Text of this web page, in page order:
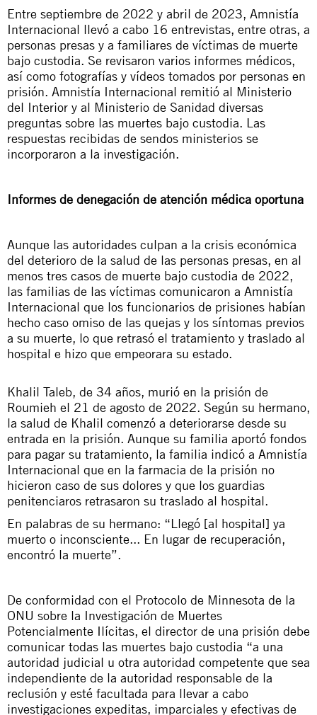
Entre septiembre de 2022 y abril de 2023, Amnistía
Internacional llevó a cabo 16 entrevistas, entre otras, a
personas presas y a familiares de víctimas de muerte
bajo custodia. Se revisaron varios informes médicos,
así como fotografías y vídeos tomados por personas en
prisión. Amnistía Internacional remitió al Ministerio
del Interior y al Ministerio de Sanidad diversas
preguntas sobre las muertes bajo custodia. Las
respuestas recibidas de sendos ministerios se
incorporaron a la investigación.
Informes de denegación de atención médica oportuna
Aunque las autoridades culpan a la crisis económica
del deterioro de la salud de las personas presas, en al
menos tres casos de muerte bajo custodia de 2022,
las familias de las víctimas comunicaron a Amnistía
Internacional que los funcionarios de prisiones habían
hecho caso omiso de las quejas y los síntomas previos
a su muerte, lo que retrasó el tratamiento y traslado al
hospital e hizo que empeorara su estado.
Khalil Taleb, de 34 años, murió en la prisión de
Roumieh el 21 de agosto de 2022. Según su hermano,
la salud de Khalil comenzó a deteriorarse desde su
entrada en la prisión. Aunque su familia aportó fondos
para pagar su tratamiento, la familia indicó a Amnistía
Internacional que en la farmacia de la prisión no
hicieron caso de sus dolores y que los guardias
penitenciaros retrasaron su traslado al hospital.
En palabras de su hermano: “Llegó [al hospital] ya
muerto o inconsciente... En lugar de recuperación,
encontró la muerte”.
De conformidad con el Protocolo de Minnesota de la
ONU sobre la Investigación de Muertes
Potencialmente Ilícitas, el director de una prisión debe
comunicar todas las muertes bajo custodia “a una
autoridad judicial u otra autoridad competente que sea
independiente de la autoridad responsable de la
reclusión y esté facultada para llevar a cabo
investigaciones expeditas, imparciales y efectivas de